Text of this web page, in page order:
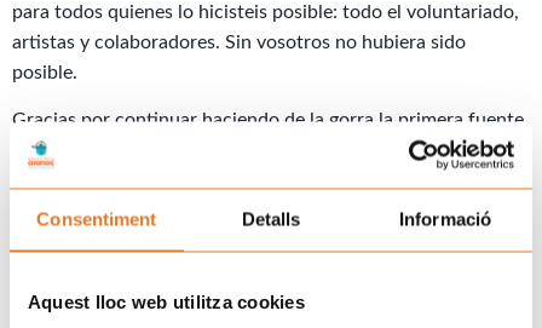
Consentiment Detalls Informació
Aquest lloc web utilitza cookies
para todos quienes lo hicisteis posible: todo el voluntariado,
artistas y colaboradores. Sin vosotros no hubiera sido
posible.
Gracias por continuar haciendo de la gorra la primera fuente
de recursos que AFANOC destina para mejorar la calidad de
Prev
ANTERIOR
Vuelve #RockpelsXuklis, música a tope para el cáncer infantil
SEGÜENT
Els Xuklis viuen una tarda amb l’Eric Abidal
Uneix-te a la família d'Afanoc